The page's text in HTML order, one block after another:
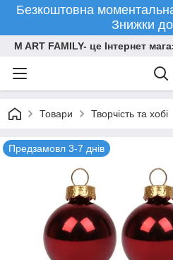
Безкоштовна
Знижки
M ART FAMILY- це Інтернет
Товари Творчiсть та хобi
Предзамовл 3-7 днів